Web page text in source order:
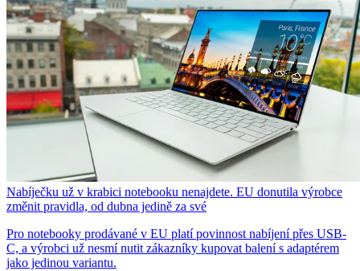
Nabíječku už v krabici notebooku nenajdete. EU donutila výrobce
změnit pravidla, od dubna jedině za své
Pro notebooky prodávané v EU platí povinnost nabíjení přes USB-
C, a výrobci už nesmí nutit zákazníky kupovat balení s adaptérem
jako jedinou variantu.